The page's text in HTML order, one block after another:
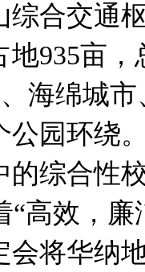
综合交通
935亩
海绵城
公园环绕
的综合性
高效，廉
会将华纳